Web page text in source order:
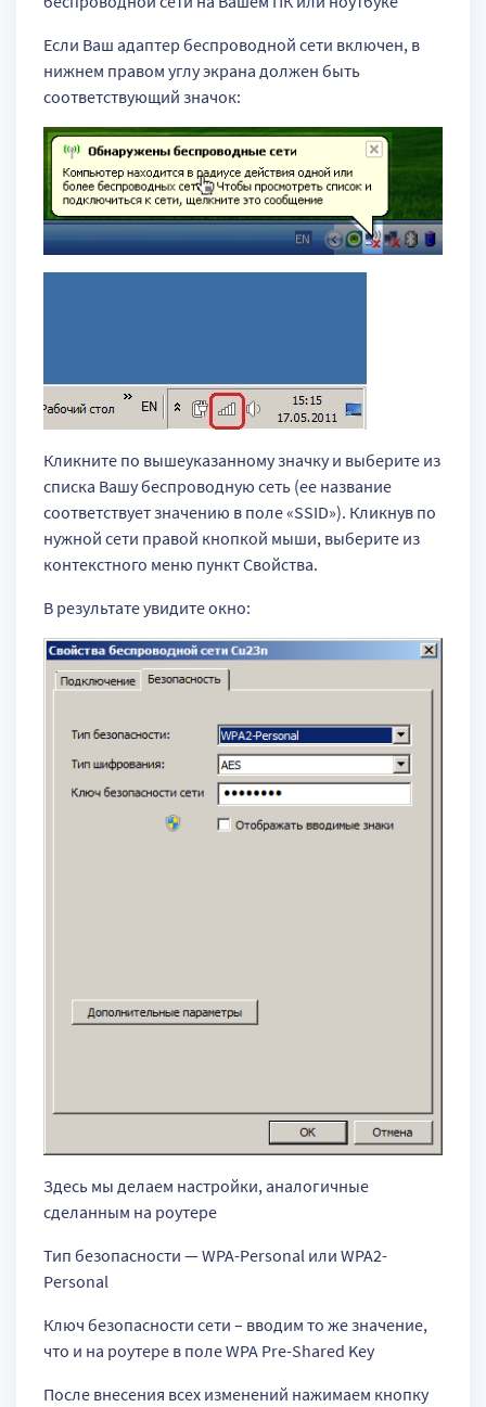
Если Ваш адаптер беспроводной сети включен, в
нижнем правом углу экрана должен быть
соответствующий значок:
Кликните по вышеуказанному значку и выберите из
списка Вашу беспроводную сеть (ее название
соответствует значению в поле «SSID»). Кликнув по
нужной сети правой кнопкой мыши, выберите из
контекстного меню пункт Свойства.
В результате увидите окно:
Здесь мы делаем настройки, аналогичные
сделанным на роутере
Тип безопасности — WPA-Personal или WPA2-
Personal
Ключ безопасности сети – вводим то же значение,
что и на роутере в поле WPA Pre-Shared Key
После внесения всех изменений нажимаем кнопку